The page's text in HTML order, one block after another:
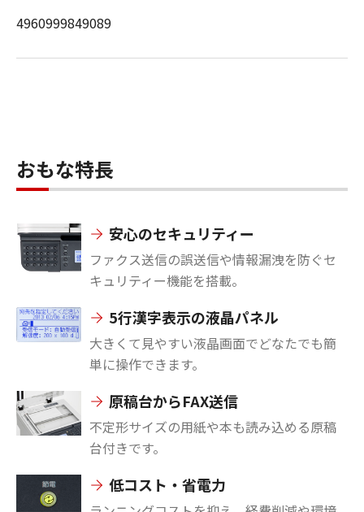
4960999849089
おもな特長
安心のセキュリティー
ファクス送信の誤送信や情報漏洩を防ぐセ
キュリティー機能を搭載。
5行漢字表示の液晶パネル
大きくて見やすい液晶画面でどなたでも簡
単に操作できます。
原稿台からFAX送信
不定形サイズの用紙や本も読み込める原稿
台付きです。
低コスト・省電力